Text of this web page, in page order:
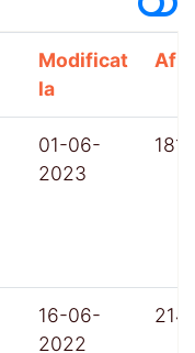
Modificat
la
01-06-
2023
1811
16-06-
2022